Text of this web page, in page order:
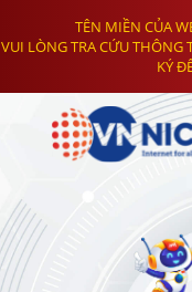
TÊN MIỀN CỦA
VUI LÒNG TRA CỨU THÔNG
KÝ